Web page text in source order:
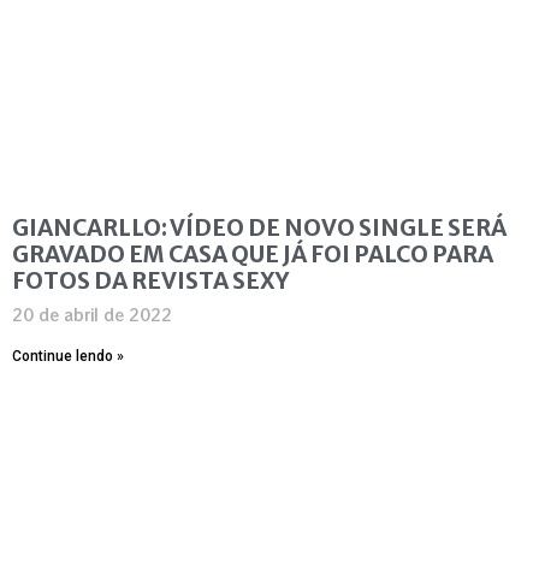
GIANCARLLO: VÍDEO DE NOVO SINGLE SERÁ
GRAVADO EM CASA QUE JÁ FOI PALCO PARA
FOTOS DA REVISTA SEXY
20 de abril de 2022
Continue lendo »